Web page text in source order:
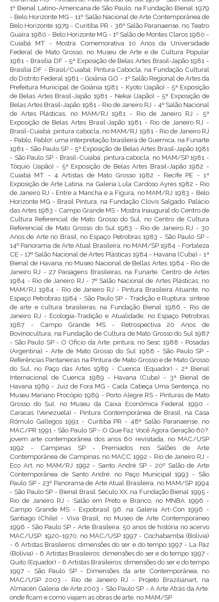
1º Bienal Latino-Americana de São Paulo, na Fundação Bienal 1979
- Belo Horizonte MG - 11º Salão Nacional de Arte Contemporânea de
Belo Horizonte 1979 - Curitiba PR - 36º Salão Paranaense, no Teatro
Guaíra 1980 - Belo Horizonte MG - 1º Salão de Montes Claros 1980 -
Cuiabá MT - Mostra Comemorativa 10 Anos da Universidade
Federal de Mato Grosso, no Museu de Arte e de Cultura Popular
1981 - Brasília DF - 5ª Exposição de Belas Artes Brasil-Japão 1981 -
Brasília DF - Brasil/Cuiabá: Pintura Cabocla, na Fundação Cultural
do Distrito Federal 1981 - Goiânia GO - 1º Salão Regional de Artes da
Prefeitura Municipal de Goiânia 1981 - Kyoto (Japão) - 5ª Exposição
de Belas Artes Brasil-Japão 1981 - Nekai (Japão) - 5ª Exposição de
Belas Artes Brasil-Japão 1981 - Rio de Janeiro RJ - 4º Salão Nacional
de Artes Plásticas, no MAM/RJ 1981 - Rio de Janeiro RJ - 5ª
Exposição de Belas Artes Brasil-Japão 1981 - Rio de Janeiro RJ -
Brasil-Cuiabá: pintura cabocla, no MAM/RJ 1981 - Rio de Janeiro RJ
- Pablo, Pablo!: uma interpretação brasileira de Guernica, na Funarte
1981 - São Paulo SP - 5ª Exposição de Belas Artes Brasil-Japão 1981
- São Paulo SP - Brasil-Cuiabá: pintura cabocla, no MAM/SP 1981 -
Tóquio (Japão) - 5ª Exposição de Belas Artes Brasil-Japão 1982 -
Cuiabá MT - 4 Artistas de Mato Grosso 1982 - Recife PE - 1ª
Exposição de Arte Latina, na Galeria Lula Cardoso Ayres 1982 - Rio
de Janeiro RJ - Entre a Mancha e a Figura, no MAM/RJ 1983 - Belo
Horizonte MG - Brasil Pintura, na Fundação Clóvis Salgado. Palácio
das Artes 1983 - Campo Grande MS - Mostra Inaugural do Centro de
Cultura Referencial de Mato Grosso do Sul, no Centro de Cultura
Referencial de Mato Grosso do Sul 1983 - Rio de Janeiro RJ - 30
Anos de Arte no Brasil, no Espaço Petrobras 1983 - São Paulo SP -
14º Panorama de Arte Atual Brasileira, no MAM/SP 1984 - Fortaleza
CE - 17º Salão Nacional de Artes Plásticas 1984 - Havana (Cuba) - 1ª
Bienal de Havana, no Museo Nacional de Bellas Artes 1984 - Rio de
Janeiro RJ - 27 Paisagens Brasileiras, na Funarte. Centro de Artes
1984 - Rio de Janeiro RJ - 7º Salão Nacional de Artes Plásticas, no
MAM/RJ 1984 - Rio de Janeiro RJ - Pintura Brasileira Atuante, no
Espaço Petrobras 1984 - São Paulo SP - Tradição e Ruptura: síntese
de arte e cultura brasileiras, na Fundação Bienal 1986 - Rio de
Janeiro RJ - Ecologia-Tradição e Atualidade, no Espaço Petrobras
1987 - Campo Grande MS - Retrospectiva 20 Anos de
Bovinocultura, na Fundação de Cultura de Mato Grosso do Sul 1987
- São Paulo SP - O Ofício da Arte: pintura, no Sesc 1988 - Posadas
(Argentina) - Arte de Mato Grosso do Sul 1988 - São Paulo SP -
Referências Pantaneiras na Pintura de Mato Grosso e de Mato Grosso
do Sul, no Paço das Artes 1989 - Cuenca (Equador) - 2ª Bienal
Internacional de Cuenca 1989 - Havana (Cuba) - 3ª Bienal de
Havana 1989 - Juiz de Fora MG - Cada Cabeça Uma Sentença, no
Museu Mariano Procópio 1989 - Porto Alegre RS - Pinturas de Mato
Grosso do Sul, no Museu da Caixa Econômica Federal 1990 -
Caracas (Venezuela) - Pintura Contemporânea de Brasil, na Casa
Rómulo Gallegos 1991 - Curitiba PR - 48º Salão Paranaense, no
MAC/PR 1991 - São Paulo SP - O Que Faz Você Agora Geração 60?:
jovem arte contemporânea dos anos 60 revisitada, no MAC/USP
1992 - Campinas SP - Premiados nos Salões de Arte
Contemporânea de Campinas, no MACC 1992 - Rio de Janeiro RJ -
Eco Art, no MAM/RJ 1992 - Santo André SP - 20º Salão de Arte
Contemporânea de Santo André, no Paço Municipal 1993 - São
Paulo SP - 23º Panorama de Arte Atual Brasileira, no MAM/SP 1994
- São Paulo SP - Bienal Brasil Século XX, na Fundação Bienal 1995 -
Rio de Janeiro RJ - Salão em Preto e Branco, no MNBA 1996 -
Campo Grande MS - Expobrasil 96, na Galeria Art-Con 1996 -
Santiago (Chile) - Viva Brasil, no Museo de Arte Contemporáneo
1996 - São Paulo SP - Arte Brasileira: 50 anos de história no acervo
MAC/USP: 1920-1970, no MAC/USP 1997 - Cochabamba (Bolívia)
- 6 Artistas Brasileiros: dimensões do ser e do tempo 1997 - La Paz
(Bolívia) - 6 Artistas Brasileiros: dimensões do ser e do tempo 1997 -
Quito (Equador) - 6 Artistas Brasileiros: dimensões do ser e do tempo
1997 - São Paulo SP - Dimensões da arte Contemporânea, no
MAC/USP 2003 - Rio de Janeiro RJ - Projeto Brazilianart, na
Almacén Galeria de Arte 2003 - São Paulo SP - A Arte Atrás da Arte:
onde ficam e como viajam as obras de arte, no MAM/SP